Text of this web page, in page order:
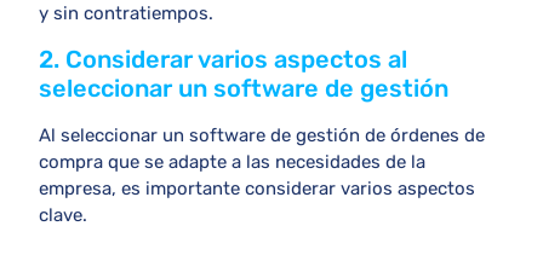
y sin contratiempos.
2. Considerar varios aspectos al
seleccionar un software de gestión
Al seleccionar un software de gestión de órdenes de
compra que se adapte a las necesidades de la
empresa, es importante considerar varios aspectos
clave.